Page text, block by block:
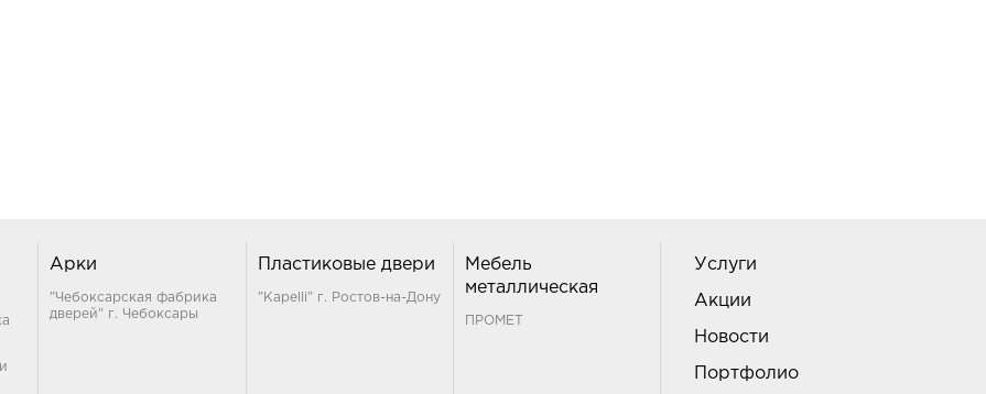
Арки
"Чебоксарская фабрика
дверей" г. Чебоксары
Пластиковые двери
"Kapelli" г. Ростов-на-Дону
Мебель
металлическая
ПРОМЕТ
Услуги
Акции
Новости
Портфолио